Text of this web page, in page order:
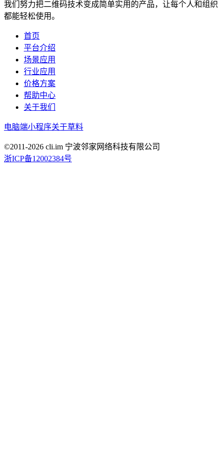
我们努力把二维码技术变成简单实用的产品，让每个人和组织
都能轻松使用。
首页
平台介绍
场景应用
行业应用
价格方案
帮助中心
关于我们
电脑端小程序关于草料
©2011-2026 cli.im 宁波邻家网络科技有限公司
浙ICP备12002384号